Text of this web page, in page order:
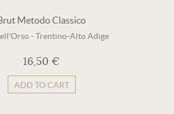
Metodo Classico
- Trentino-Alto Adige
16,50 €
ADD TO CART